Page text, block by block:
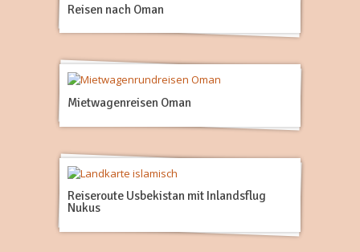
Reisen nach Oman
Mietwagenreisen Oman
Reiseroute Usbekistan mit Inlandsflug
Nukus